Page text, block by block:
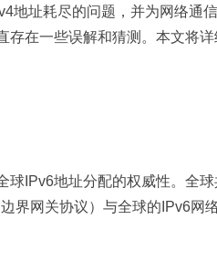
地址耗尽的问题，并为网络通
在一些误解和猜测。本文将
球IPv6地址分配的权威性。全
界网关协议）与全球的IPv6网